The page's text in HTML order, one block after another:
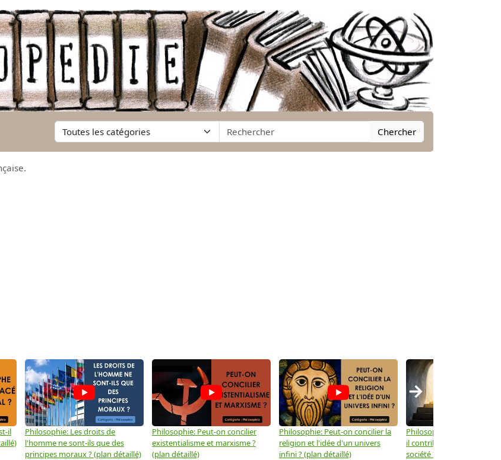
Chercher
il
Philosophie: Les droits de
l'homme ne sont-ils que des
principes moraux ? (plan détaillé)
Philosophie: Peut-on concilier
existentialisme et marxisme ?
(plan détaillé)
Philosophie: Peut-on concilier la
religion et l'idée d'un univers
infini ? (plan détaillé)
Philosophie: Le
il contribuer au progrès de
société ? (plan détaillé)
→